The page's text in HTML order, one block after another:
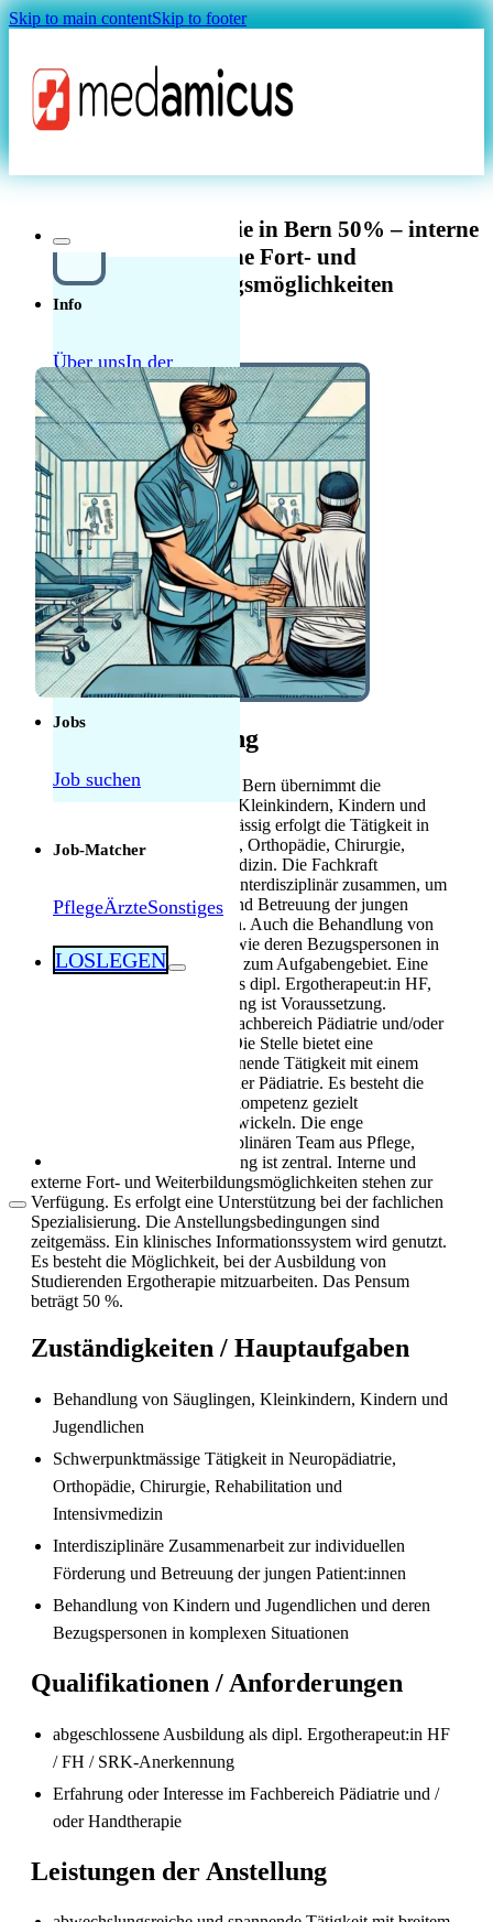
Skip to main contentSkip to footer
MAGAZIN
Magazin
Quellensteuer Lohnrechner
Herausforderungen als Pflegekraft in der
Schweiz: Was tatsächlich manchmal schwierig
Als Pflegekraft in die Schweiz: Leben, Kultur
und Alltag (2026)
Pflegefachperson Schweiz: Anerkennung &
Gehalt
Info
Über unsIn der
Schweiz in der Pflege
arbeitenRatgeber
KrankenkasseLeitfaden
Start in der Schweiz
Anerkennung
Mebeko Anerkennung
für ÄrzteDiplom-
Anerkennung für
Fachkräfte
Jobs
Job suchen
Job-Matcher
PflegeÄrzteSonstiges
LOSLEGEN
Fachkraft Ergotherapie in Bern 50% – interne
und externe Fort- und
Weiterbildungsmöglichkeiten
Stellenbeschreibung
Die Fachkraft Ergotherapie in Bern übernimmt die
Behandlung von Säuglingen, Kleinkindern, Kindern und
Jugendlichen. Schwerpunktmässig erfolgt die Tätigkeit in
den Bereichen Neuropädiatrie, Orthopädie, Chirurgie,
Rehabilitation und Intensivmedizin. Die Fachkraft
Ergotherapie in Bern arbeitet interdisziplinär zusammen, um
eine individuelle Förderung und Betreuung der jungen
Patient:innen zu gewährleisten. Auch die Behandlung von
Kindern und Jugendlichen sowie deren Bezugspersonen in
komplexen Situationen gehört zum Aufgabengebiet. Eine
abgeschlossene Ausbildung als dipl. Ergotherapeut:in HF,
FH oder mit SRK-Anerkennung ist Voraussetzung.
Erfahrung oder Interesse im Fachbereich Pädiatrie und/oder
Handtherapie wird erwartet. Die Stelle bietet eine
abwechslungsreiche und spannende Tätigkeit mit einem
breiten Patientenspektrum in der Pädiatrie. Es besteht die
Möglichkeit, die eigene Fachkompetenz gezielt
einzubringen und weiterzuentwickeln. Die enge
Zusammenarbeit im interdisziplinären Team aus Pflege,
Medizin, Therapie und Beratung ist zentral. Interne und
externe Fort- und Weiterbildungsmöglichkeiten stehen zur
Verfügung. Es erfolgt eine Unterstützung bei der fachlichen
Spezialisierung. Die Anstellungsbedingungen sind
zeitgemäss. Ein klinisches Informationssystem wird genutzt.
Es besteht die Möglichkeit, bei der Ausbildung von
Studierenden Ergotherapie mitzuarbeiten. Das Pensum
beträgt 50 %.
Zuständigkeiten / Hauptaufgaben
Behandlung von Säuglingen, Kleinkindern, Kindern und
Jugendlichen
Schwerpunktmässige Tätigkeit in Neuropädiatrie,
Orthopädie, Chirurgie, Rehabilitation und
Intensivmedizin
Interdisziplinäre Zusammenarbeit zur individuellen
Förderung und Betreuung der jungen Patient:innen
Behandlung von Kindern und Jugendlichen und deren
Bezugspersonen in komplexen Situationen
Qualifikationen / Anforderungen
abgeschlossene Ausbildung als dipl. Ergotherapeut:in HF
/ FH / SRK-Anerkennung
Erfahrung oder Interesse im Fachbereich Pädiatrie und /
oder Handtherapie
Leistungen der Anstellung